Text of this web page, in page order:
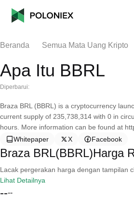
Beranda Semua Mata Uang Kripto
Apa Itu BBRL
Diperbarui:
Braza BRL (BBRL) is a cryptocurrency
current supply of 235,738,314 with 0 in
hours. More information can be found at
Whitepaper
X Facebook
Braza BRL(BBRL)Harga
Lacak pergerakan harga dengan tampilan
Lihat Detailnya
----